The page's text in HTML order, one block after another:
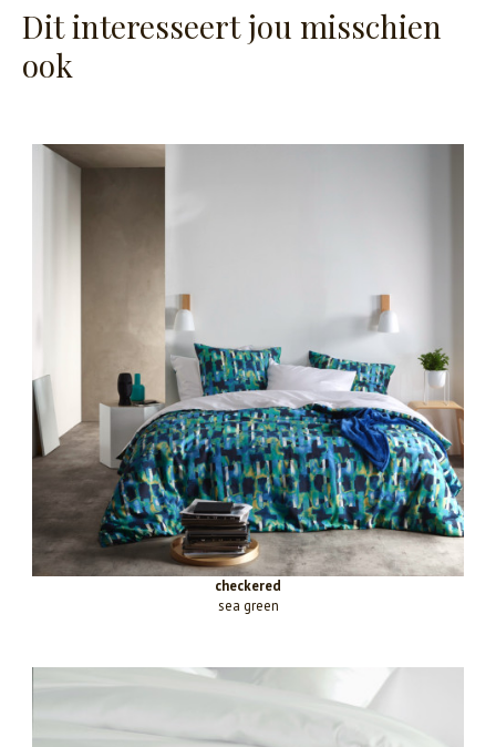
Dit interesseert jou misschien
ook
checkered
sea green